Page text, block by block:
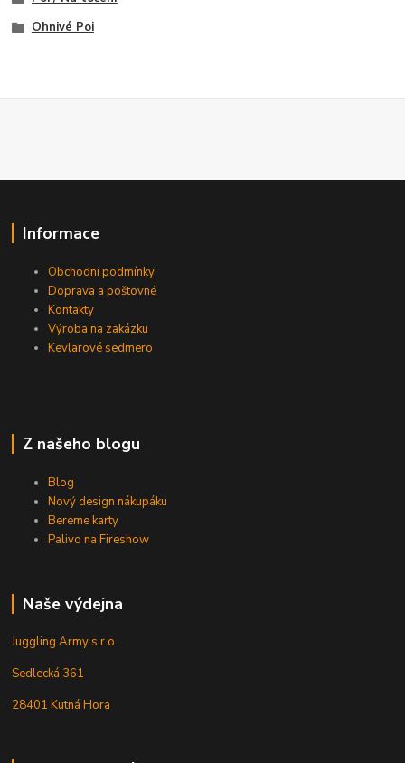
Ohnivé Poi
Informace
Obchodní podmínky
Doprava a poštovné
Kontakty
Výroba na zakázku
Kevlarové sedmero
Z našeho blogu
Blog
Nový design nákupáku
Bereme karty
Palivo na Fireshow
Naše výdejna
Juggling Army s.r.o.
Sedlecká 361
28401 Kutná Hora